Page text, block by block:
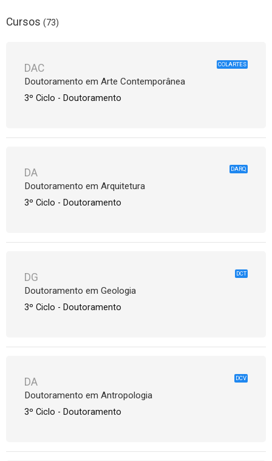
Cursos (73)
COLARTES
DAC
Doutoramento em Arte Contemporânea
3º Ciclo - Doutoramento
DARQ
DA
Doutoramento em Arquitetura
3º Ciclo - Doutoramento
DCT
DG
Doutoramento em Geologia
3º Ciclo - Doutoramento
DCV
DA
Doutoramento em Antropologia
3º Ciclo - Doutoramento